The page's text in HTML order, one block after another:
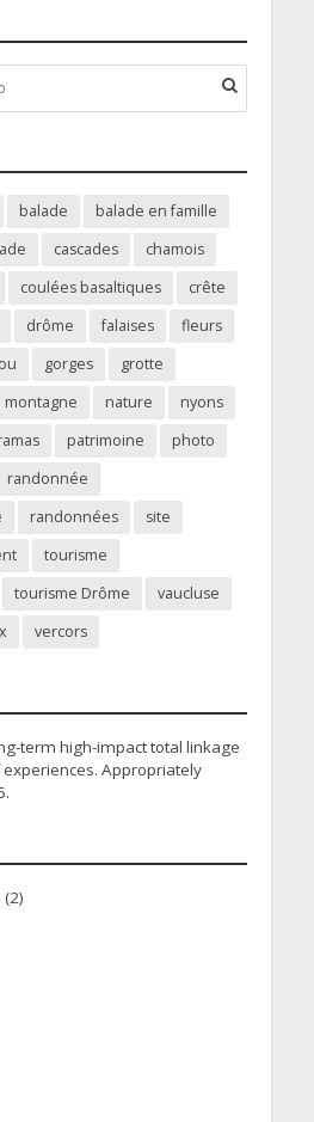
balade
balade en famille
cascades
chamois
coulées basaltiques
crête
drôme falaises
fleurs
gorges
grotte
montagne nature
nyons
patrimoine
photo
randonnée
randonnées
site
tourisme
tourisme Drôme
vaucluse
vercors
term high-impact total linkage
Appropriately
(2)